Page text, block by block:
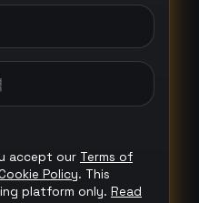
accept our Terms of
Policy. This
platform only. Read